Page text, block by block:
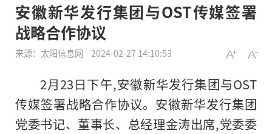
安徽新华发行集团与OST传媒签署
战略合作协议
来源：太阳信息网 2024-02-27 14:10:53
2月23日下午,安徽新华发行集团与OST
传媒签署战略合作协议。安徽新华发行集团
党委书记、董事长、总经理金涛出席,党委委